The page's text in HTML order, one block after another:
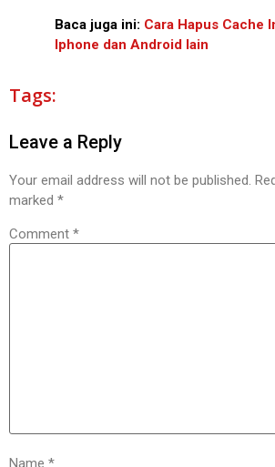
Baca juga ini: Cara Hapus Cache
Iphone dan Android lain
Tags:
Leave a Reply
Your email address will not be published.
marked *
Comment *
Name *